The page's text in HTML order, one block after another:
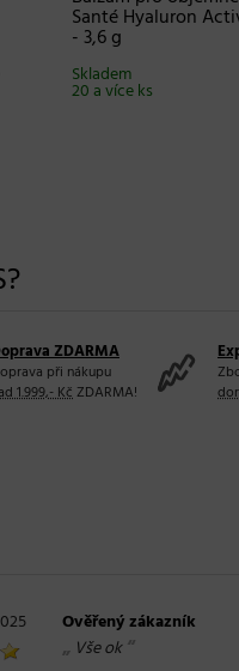
Santé Hyaluron
- 3,6 g
Skladem
20 a více ks
ZDARMA
při nákupu
1.999,- KčZDARMA!
Ověřený zákazník
„ Vše ok“